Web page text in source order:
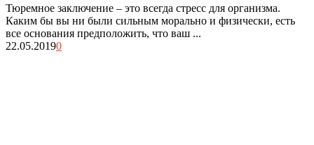
Тюремное заключение – это всегда стресс для организма.
Каким бы вы ни были сильным морально и физически, есть
все основания предположить, что ваш ...
22.05.20190